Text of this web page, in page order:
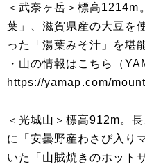
＜武奈ヶ岳＞標高1214m
葉」、滋賀県産の大豆を
った「湯葉みそ汁」を堪
・山の情報はこちら（
https://yamap.com/
＜光城山＞標高912m。
に「安曇野産わさび入り
いた「山賊焼きのホット